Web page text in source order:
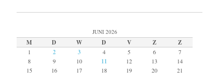
JUNI 2026
M D W D V Z Z
1 2 3 4 5 6
7
8
9 10 11 12 13
14
15
16 17 18 19 20 21